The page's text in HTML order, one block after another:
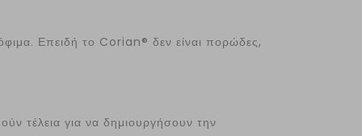
Επειδή το Corian® δεν είναι πορώδες,
τέλεια για να δημιουργήσουν την